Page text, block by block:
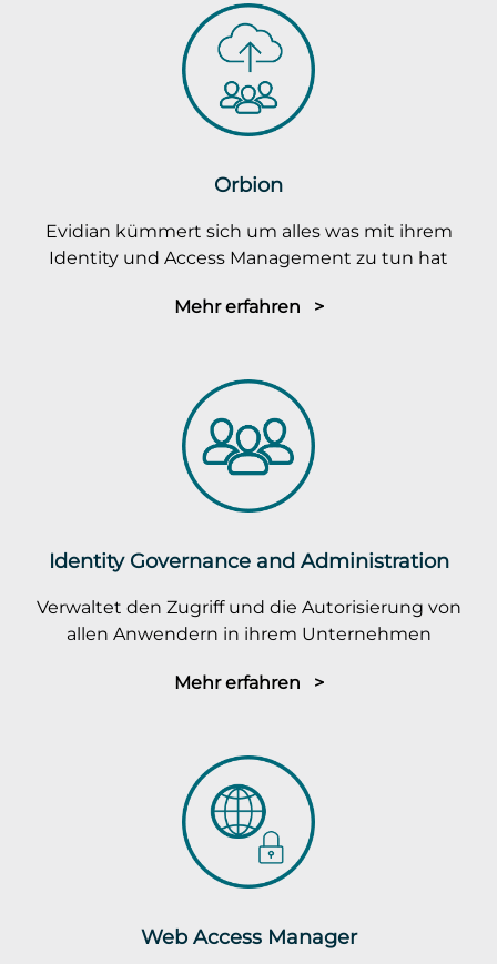
Orbion
Evidian kümmert sich um alles was mit ihrem
Identity und Access Management zu tun hat
Mehr erfahren >
Identity Governance and Administration
Verwaltet den Zugriff und die Autorisierung von
allen Anwendern in ihrem Unternehmen
Mehr erfahren >
Web Access Manager